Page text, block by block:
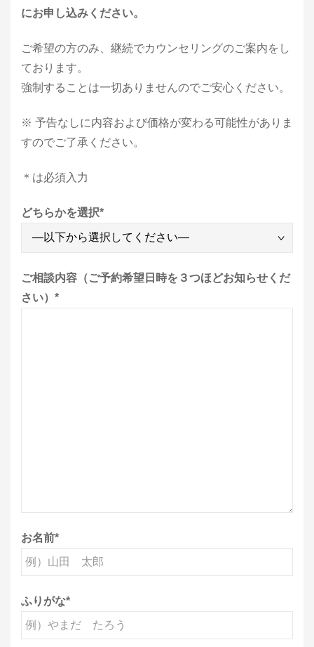
にお申し込みください。
ご希望の方のみ、継続でカウンセリングのご案内をし
ております。
強制することは一切ありませんのでご安心ください。
※ 予告なしに内容および価格が変わる可能性がありま
すのでご了承ください。
＊は必須入力
どちらかを選択*
ご相談内容（ご予約希望日時を３つほどお知らせくだ
さい） *
お名前*
ふりがな*